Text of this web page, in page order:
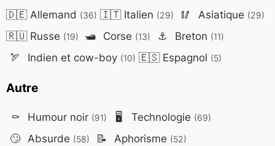
🇩🇪Allemand (36) 🇮🇹Italien (29) 🥢 Asiatique (29)
🇷🇺Russe (19) 🛥️ Corse (13) ⚓ Breton (11)
🏹 Indien et cow-boy (10) 🇪🇸Espagnol (5)
Autre
⚰️ Humour noir (91) 🖥️ Technologie (69)
🙄 Absurde (58) 📝 Aphorisme (52)